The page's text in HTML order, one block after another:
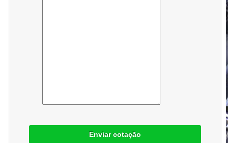
Enviar cotação